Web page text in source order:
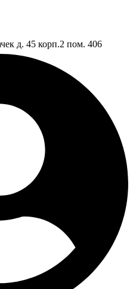
д. 45 корп.2 пом. 406